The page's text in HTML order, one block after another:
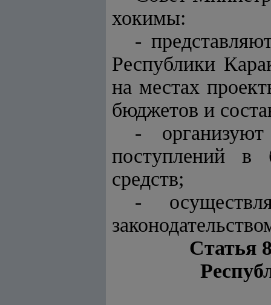
хокимы:
-
Республики
на местах
бюджетов и
-
поступлений в
средств;
-
Статья